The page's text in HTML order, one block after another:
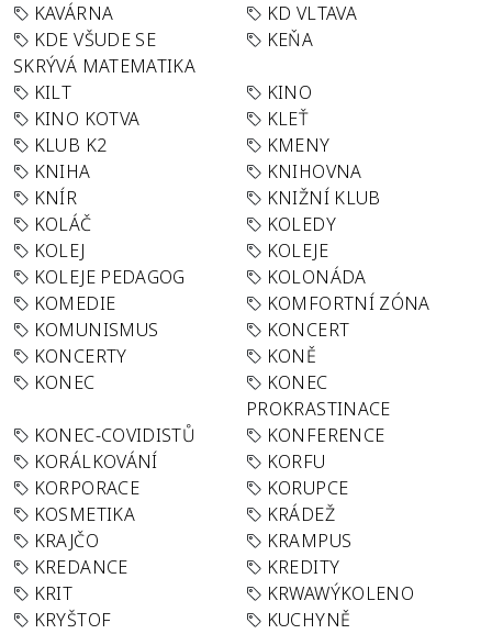
KAVÁRNA
KD VLTAVA
KDE VŠUDE SE
SKRÝVÁ MATEMATIKA
KEŇA
KILT
KINO
KINO KOTVA
KLEŤ
KLUB K2
KMENY
KNIHA
KNIHOVNA
KNÍR
KNIŽNÍ KLUB
KOLÁČ
KOLEDY
KOLEJ
KOLEJE
KOLEJE PEDAGOG
KOLONÁDA
KOMEDIE
KOMFORTNÍ ZÓNA
KOMUNISMUS
KONCERT
KONCERTY
KONĚ
KONEC
KONEC
PROKRASTINACE
KONEC-COVIDISTŮ
KONFERENCE
KORÁLKOVÁNÍ
KORFU
KORPORACE
KORUPCE
KOSMETIKA
KRÁDEŽ
KRAJČO
KRAMPUS
KREDANCE
KREDITY
KRIT
KRWAWÝKOLENO
KRYŠTOF
KUCHYNĚ